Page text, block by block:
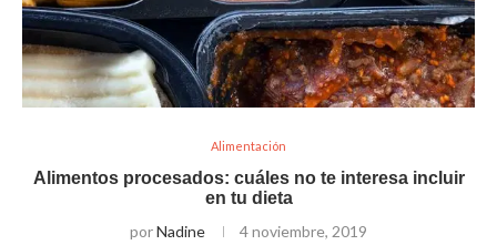
Alimentación
Alimentos procesados: cuáles no te interesa incluir
en tu dieta
porNadine 4 noviembre, 2019